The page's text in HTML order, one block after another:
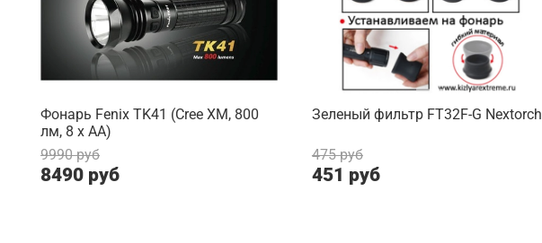
Фонарь Fenix TK41 (Cree XM, 800
лм, 8 х АА)
9990 руб
8490 руб
Зеленый фильтр FT32F-G Nextorch
475 руб
451 руб